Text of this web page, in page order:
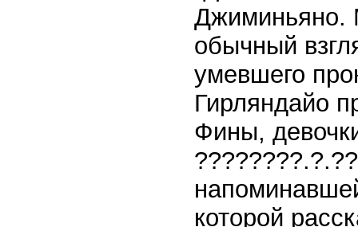
Джиминьяно.
обычный
умевшего
Гирляндайо
Фины,
которой